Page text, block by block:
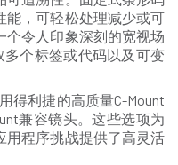
能，可轻松处理减少或可
个令人印象深刻的宽视场
多个标签或代码以及可变
得利捷的高质量C-Mount
兼容镜头。这些选项为
用程序挑战提供了高灵活